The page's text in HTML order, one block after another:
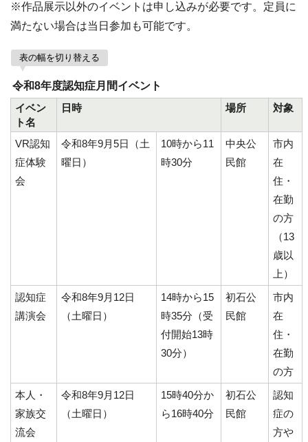
※作品展示以外のイベントは申し込みが必要です。定員に
満たない場合は当日参加も可能です。
表の幅を切り替える
令和8年度認知症月間イベント
イベン
ト名
日時 場所 対象
VR認知
症体験
会
令和8年9月5日（土
曜日）
10時から11
時30分
中央公
民館
市内
在
住・
在勤
の方
（13
歳以
上）
認知症
講演会
令和8年9月12日
（土曜日）
14時から15
時35分（受
付開始13時
30分）
初石公
民館
市内
在
住・
在勤
の方
本人・
家族交
流会
令和8年9月12日
（土曜日）
15時40分か
ら16時40分
初石公
民館
認知
症の
方や